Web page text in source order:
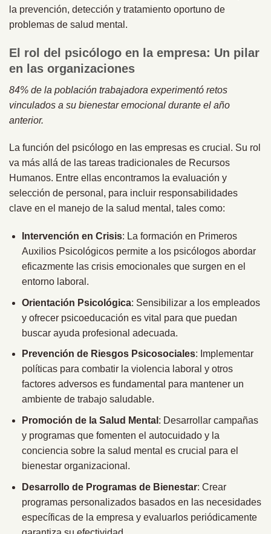
la prevención, detección y tratamiento oportuno de
problemas de salud mental.
El rol del psicólogo en la empresa: Un pilar
en las organizaciones
84% de la población trabajadora experimentó retos
vinculados a su bienestar emocional durante el año
anterior.
La función del psicólogo en las empresas es crucial. Su rol
va más allá de las tareas tradicionales de Recursos
Humanos. Entre ellas encontramos la evaluación y
selección de personal, para incluir responsabilidades
clave en el manejo de la salud mental, tales como:
Intervención en Crisis: La formación en Primeros
Auxilios Psicológicos permite a los psicólogos abordar
eficazmente las crisis emocionales que surgen en el
entorno laboral.
Orientación Psicológica: Sensibilizar a los empleados
y ofrecer psicoeducación es vital para que puedan
buscar ayuda profesional adecuada.
Prevención de Riesgos Psicosociales: Implementar
políticas para combatir la violencia laboral y otros
factores adversos es fundamental para mantener un
ambiente de trabajo saludable.
Promoción de la Salud Mental : Desarrollar campañas
y programas que fomenten el autocuidado y la
conciencia sobre la salud mental es crucial para el
bienestar organizacional.
Desarrollo de Programas de Bienestar: Crear
programas personalizados basados en las necesidades
específicas de la empresa y evaluarlos periódicamente